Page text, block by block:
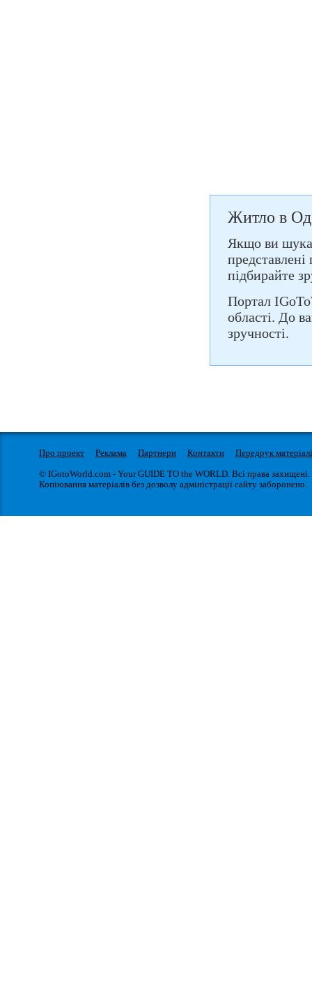
Житло в
Якщо ви
підбирайте
Портал
області. До
зручності.
Про проект Реклама Партнери Контакти
Передрук
© IGotoWorld.com - Your GUIDE TO the WORLD. Всі права захищені.
Копіювання матеріалів без дозволу адміністрації сайту заборонено.